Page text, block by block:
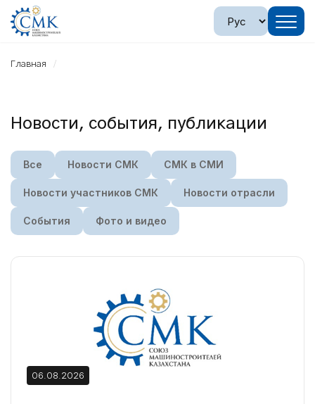
Главная
Новости, события, публикации
Все Новости СМК СМК в СМИ
Новости участников СМК Новости отрасли
События Фото и видео
06.08.2026